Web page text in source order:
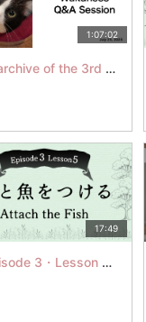
1:07:02
The archive of the 3rd Q&A Session
17:49
【Episode 3・Lesson 5】猫と魚をつける